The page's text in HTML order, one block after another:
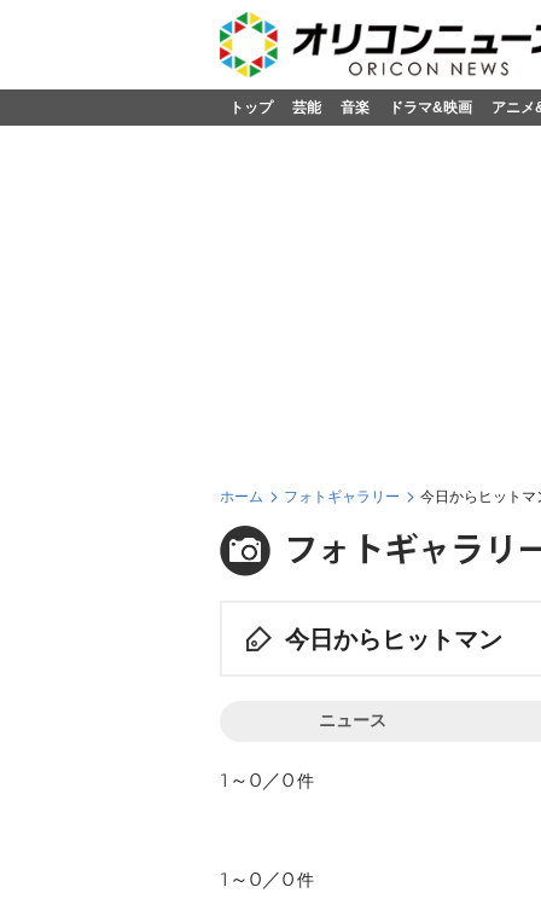
トップ 芸能 音楽 ドラマ&映画 アニメ
ホーム フォトギャラリー 今日からヒットマ
今日からヒットマン
ニュース
1～0／0件
1～0／0件